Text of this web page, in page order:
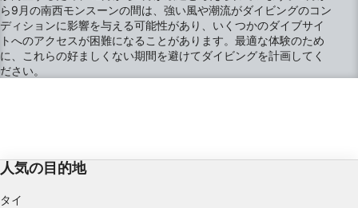
ら9月の南西モンスーンの間は、強い風や潮流がダイビングのコン
ディションに影響を与える可能性があり、いくつかのダイブサイ
トへのアクセスが困難になることがあります。最適な体験のため
に、これらの好ましくない期間を避けてダイビングを計画してく
ださい。
人気の目的地
タイ
成する
パーソナライズ広告の選択のためにプロファイ
ルを利用する